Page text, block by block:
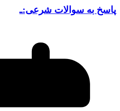
پاسخ به سوالات شرعی:ـ